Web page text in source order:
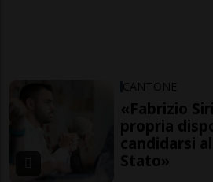
CANTONE
«Fabrizio
propria
candidarsi
Stato»